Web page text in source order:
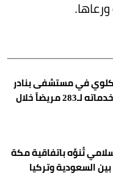
في مستشفى بنادر
بالصومال يقدم خدماته لـ283 مريضاً خلال
تُنوِّه باتفاقية مكة
السعودية وتركيا